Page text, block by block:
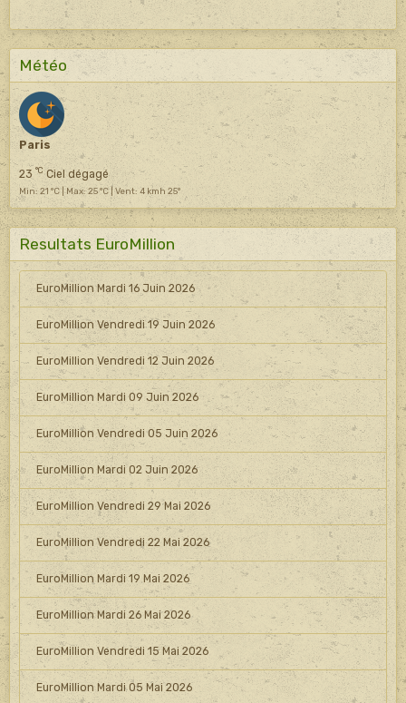
Météo
Paris
23 °CCiel dégagé
Min: 21 °C | Max: 25 °C | Vent: 4 kmh 25°
Resultats EuroMillion
EuroMillion Mardi 16 Juin 2026
EuroMillion Vendredi 19 Juin 2026
EuroMillion Vendredi 12 Juin 2026
EuroMillion Mardi 09 Juin 2026
EuroMillion Vendredi 05 Juin 2026
EuroMillion Mardi 02 Juin 2026
EuroMillion Vendredi 29 Mai 2026
EuroMillion Vendredi 22 Mai 2026
EuroMillion Mardi 19 Mai 2026
EuroMillion Mardi 26 Mai 2026
EuroMillion Vendredi 15 Mai 2026
EuroMillion Mardi 05 Mai 2026